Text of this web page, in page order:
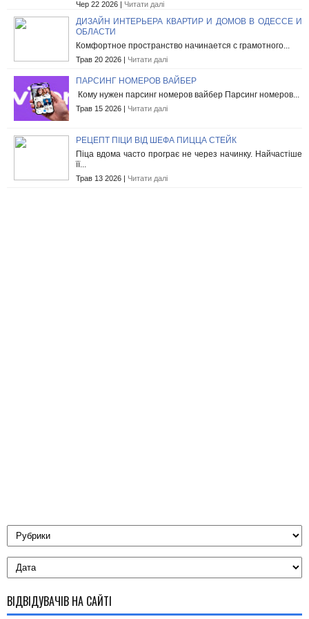
Чер 22 2026 | Читати далі
ДИЗАЙН ИНТЕРЬЕРА КВАРТИР И ДОМОВ В ОДЕССЕ И
ОБЛАСТИ
Комфортное пространство начинается с грамотного...
Трав 20 2026 | Читати далі
ПАРСИНГ НОМЕРОВ ВАЙБЕР
Кому нужен парсинг номеров вайбер Парсинг номеров...
Трав 15 2026 | Читати далі
РЕЦЕПТ ПІЦИ ВІД ШЕФА ПИЦЦА СТЕЙК
Піца вдома часто програє не через начинку. Найчастіше
її...
Трав 13 2026 | Читати далі
ВІДВІДУВАЧІВ НА САЙТІ